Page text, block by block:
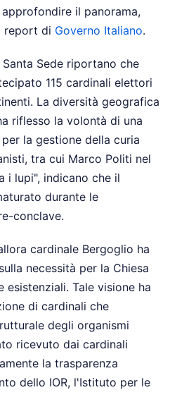
approfondire il panorama,
report di Governo Italiano.
Sede riportano che
115 cardinali elettori
La diversità geografica
riflesso la volontà di una
la gestione della curia
tra cui Marco Politi nel
i lupi", indicano che il
durante le
conclave.
cardinale Bergoglio ha
necessità per la Chiesa
Tale visione ha
di cardinali che
degli organismi
ricevuto dai cardinali
la trasparenza
dello IOR, l'Istituto per le